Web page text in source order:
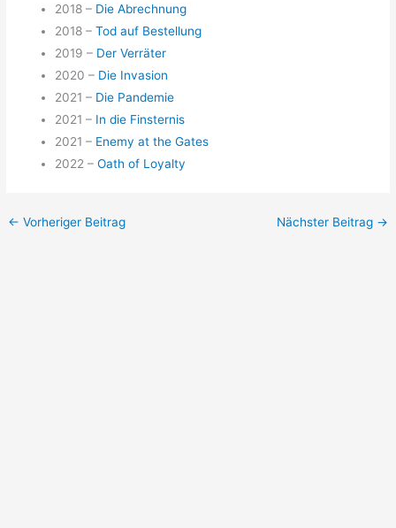
2018 – Die Abrechnung
2018 –Tod auf Bestellung
2019 – Der Verräter
2020 – Die Invasion
2021 – Die Pandemie
2021 – In die Finsternis
2021 – Enemy at the Gates
2022 –Oath of Loyalty
← Vorheriger Beitrag Nächster Beitrag →